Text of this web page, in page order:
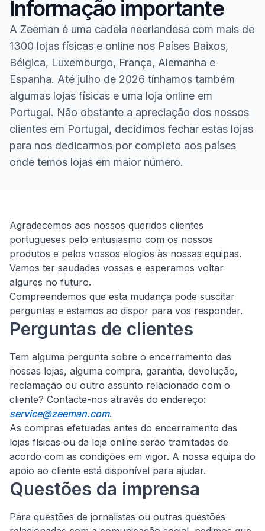
Informação importante
A Zeeman é uma cadeia neerlandesa com mais de
1300 lojas físicas e online nos Países Baixos,
Bélgica, Luxemburgo, França, Alemanha e
Espanha. Até julho de 2026 tínhamos também
algumas lojas físicas e uma loja online em
Portugal. Não obstante a apreciação dos nossos
clientes em Portugal, decidimos fechar estas lojas
para nos dedicarmos por completo aos países
onde temos lojas em maior número.
Homepage
Agradecemos aos nossos queridos clientes
portugueses pelo entusiasmo com os nossos
produtos e pelos vossos elogios às nossas equipas.
Vamos ter saudades vossas e esperamos voltar
algures no futuro.
Compreendemos que esta mudança pode suscitar
perguntas e estamos ao dispor para vos responder.
Perguntas de clientes
Tem alguma pergunta sobre o encerramento das
nossas lojas, alguma compra, garantia, devolução,
reclamação ou outro assunto relacionado com o
cliente? Contacte-nos através do endereço:
service@zeeman.com.
As compras efetuadas antes do encerramento das
lojas físicas ou da loja online serão tramitadas de
acordo com as condições em vigor. A nossa equipa do
apoio ao cliente está disponível para ajudar.
Questões da imprensa
Para questões de jornalistas ou outras questões